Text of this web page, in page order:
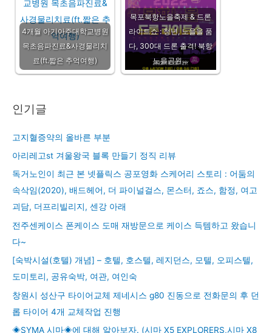
4개월 아기아주대학교병원
목초음파진료&사경물리치
료(ft.짧은 추억여행)
목포북항노을축제 & 드론
라이트쇼 : 청년, 노을을 품
다, 300대 드론 출격! 북항
노을공원…
인기글
고지혈증약의 올바른 부분
아리레고st 겨울왕국 블록 만들기 정직 리뷰
독거노인이 최근 본 넷플릭스 공포영화 스케어리 스토리 : 어둠의
속삭임(2020), 배드헤어, 더 파이널걸스, 몬스터, 죠스, 함정, 여고
괴담, 더프리빌리지, 센강 아래
전주센케이스 폰케이스 도매 재방문으로 케이스 득템하고 왔습니
다~
[숙박시설(호텔) 개념] – 호텔, 호스텔, 레지던스, 모텔, 오피스텔,
도미토리, 공유숙박, 여관, 여인숙
창원시 성산구 타이어교체 제네시스 g80 진동으로 전화문의 후 던
롭 타이어 4개 교체작업 진행
◈SYMA 시마◈에 대해 알아보자. (시마 X5 EXPLORERS,시마 X8